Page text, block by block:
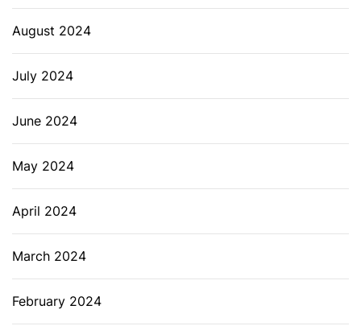
August 2024
July 2024
June 2024
May 2024
April 2024
March 2024
February 2024